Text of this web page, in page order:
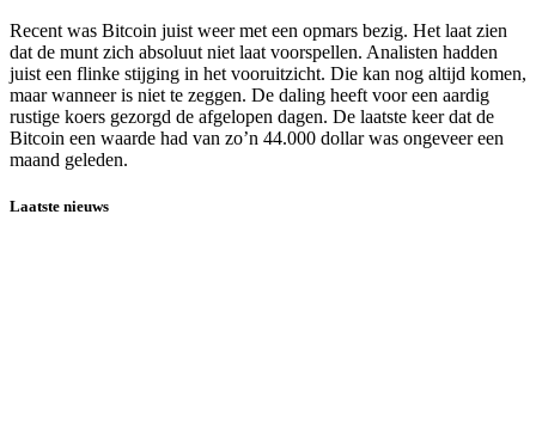
Recent was Bitcoin juist weer met een opmars bezig. Het laat zien
dat de munt zich absoluut niet laat voorspellen. Analisten hadden
juist een flinke stijging in het vooruitzicht. Die kan nog altijd komen,
maar wanneer is niet te zeggen. De daling heeft voor een aardig
rustige koers gezorgd de afgelopen dagen. De laatste keer dat de
Bitcoin een waarde had van zo’n 44.000 dollar was ongeveer een
maand geleden.
Laatste nieuws